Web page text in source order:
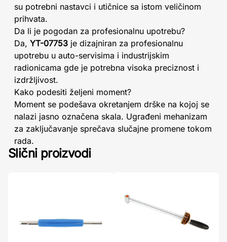
su potrebni nastavci i utičnice sa istom veličinom
prihvata.
Da li je pogodan za profesionalnu upotrebu?
Da, YT-07753 je dizajniran za profesionalnu
upotrebu u auto-servisima i industrijskim
radionicama gde je potrebna visoka preciznost i
izdržljivost.
Kako podesiti željeni moment?
Moment se podešava okretanjem drške na kojoj se
nalazi jasno označena skala. Ugrađeni mehanizam
za zaključavanje sprečava slučajne promene tokom
rada.
Slični proizvodi